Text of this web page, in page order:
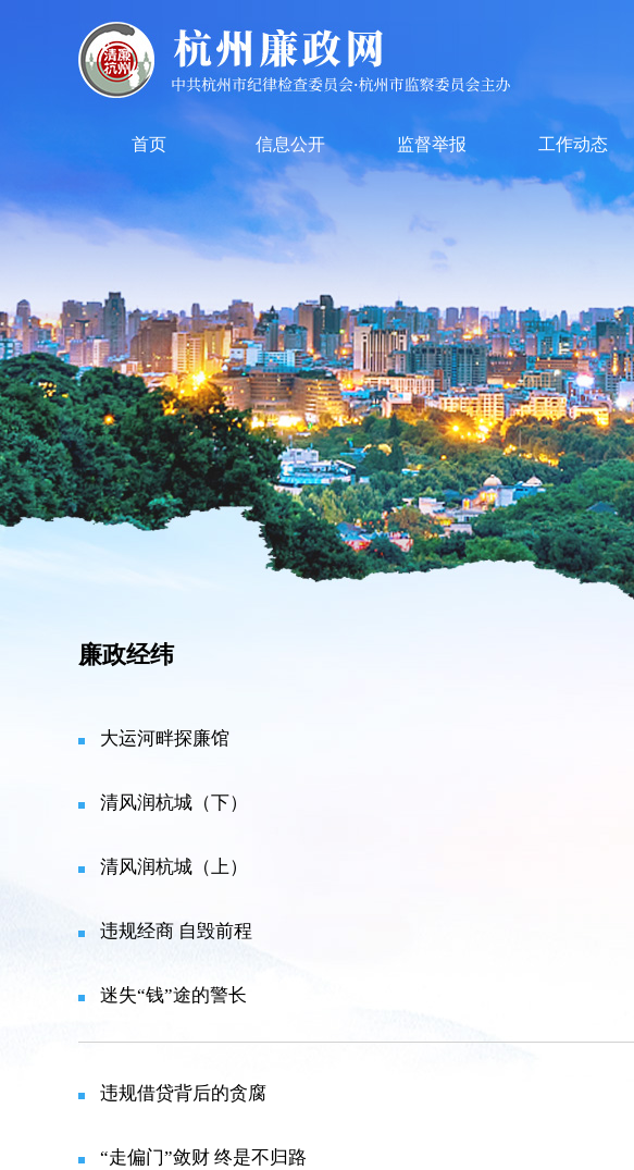
首页 信息公开 监督举报 工作动态
廉政经纬
大运河畔探廉馆
清风润杭城（下）
清风润杭城（上）
违规经商 自毁前程
迷失“钱”途的警长
违规借贷背后的贪腐
“走偏门”敛财 终是不归路